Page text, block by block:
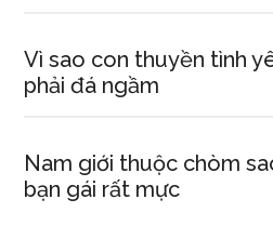
Vì sao con thuyền tình
phải đá ngầm
Nam giới thuộc chòm
bạn gái rất mực